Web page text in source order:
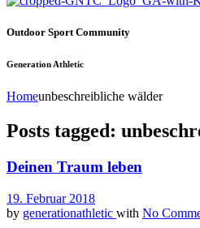
Outdoor Sport Community
Generation Athletic
Homeunbeschreibliche wälder
Posts tagged:
Deinen Traum leben
19. Februar 2018
by generationathletic with No